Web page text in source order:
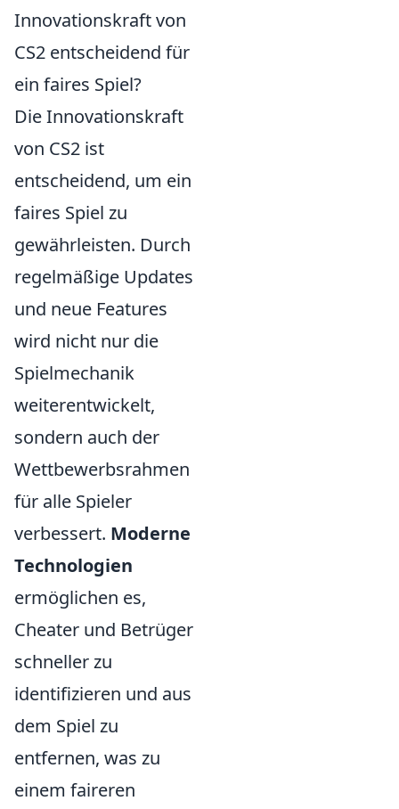
Innovationskraft von
CS2 entscheidend für
ein faires Spiel?
Die Innovationskraft
von CS2 ist
entscheidend, um ein
faires Spiel zu
gewährleisten. Durch
regelmäßige Updates
und neue Features
wird nicht nur die
Spielmechanik
weiterentwickelt,
sondern auch der
Wettbewerbsrahmen
für alle Spieler
verbessert. Moderne
Technologien
ermöglichen es,
Cheater und Betrüger
schneller zu
identifizieren und aus
dem Spiel zu
entfernen, was zu
einem faireren